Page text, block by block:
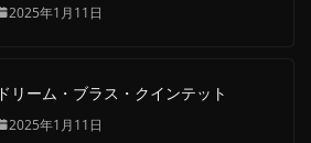
2025年1月11日
ドリーム・ブラス・クインテット
2025年1月11日